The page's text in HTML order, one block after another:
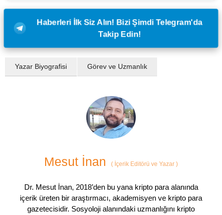
Haberleri İlk Siz Alın! Bizi Şimdi Telegram'da
Takip Edin!
Yazar Biyografisi Görev ve Uzmanlık
Mesut İnan ( İçerik Editörü ve Yazar )
Dr. Mesut İnan, 2018’den bu yana kripto para alanında
içerik üreten bir araştırmacı, akademisyen ve kripto para
gazetecisidir. Sosyoloji alanındaki uzmanlığını kripto